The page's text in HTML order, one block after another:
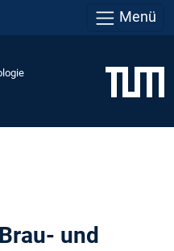
Menü
und